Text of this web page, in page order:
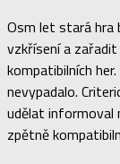
Osm let stará hra
vzkřísení a
kompatibilních
nevypadalo.
udělat informoval
zpětně